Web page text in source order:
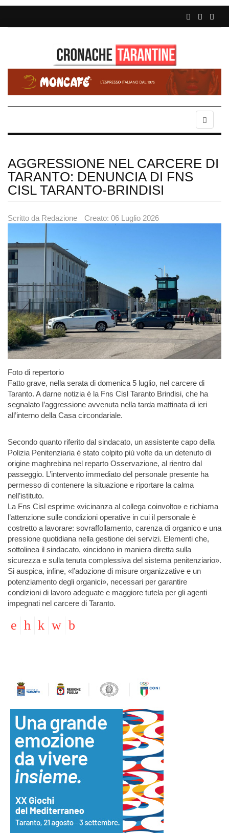
AGGRESSIONE NEL CARCERE DI
TARANTO: DENUNCIA DI FNS
CISL TARANTO-BRINDISI
Scritto da Redazione Creato: 06 Luglio 2026
Foto di repertorio
Fatto grave, nella serata di domenica 5 luglio, nel carcere di
Taranto. A darne notizia è la Fns Cisl Taranto Brindisi, che ha
segnalato l’aggressione avvenuta nella tarda mattinata di ieri
all’interno della Casa circondariale.
Secondo quanto riferito dal sindacato, un assistente capo della
Polizia Penitenziaria è stato colpito più volte da un detenuto di
origine maghrebina nel reparto Osservazione, al rientro dal
passeggio. L’intervento immediato del personale presente ha
permesso di contenere la situazione e riportare la calma
nell’istituto.
La Fns Cisl esprime «vicinanza al collega coinvolto» e richiama
l’attenzione sulle condizioni operative in cui il personale è
costretto a lavorare: sovraffollamento, carenza di organico e una
pressione quotidiana nella gestione dei servizi. Elementi che,
sottolinea il sindacato, «incidono in maniera diretta sulla
sicurezza e sulla tenuta complessiva del sistema penitenziario».
Si auspica, infine, «l’adozione di misure organizzative e un
potenziamento degli organici», necessari per garantire
condizioni di lavoro adeguate e maggiore tutela per gli agenti
impegnati nel carcere di Taranto.